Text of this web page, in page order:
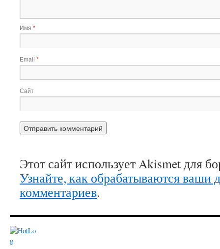
Имя *
Email *
Сайт
Этот сайт использует Akismet для
Узнайте, как обрабатываются ваши
комментариев.